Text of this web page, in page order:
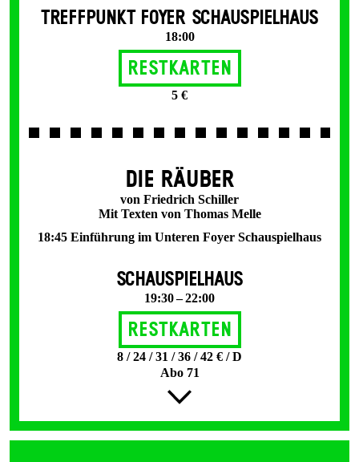
TREFFPUNKT FOYER SCHAUSPIELHAUS
18:00
Restkarten
5 €
DIE RÄUBER
von Friedrich Schiller
Mit Texten von Thomas Melle
18:45 Einführung im Unteren Foyer Schauspielhaus
SCHAUSPIELHAUS
19:30 – 22:00
Restkarten
8 / 24 / 31 / 36 / 42 € / D
Abo 71